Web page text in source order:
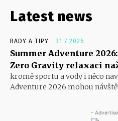
Latest news
RADY A TIPY 31.7.2026
Summer Adventure
Zero Gravity relaxaci
kromě sportu a vody i něco
Adventure 2026 mohou
-